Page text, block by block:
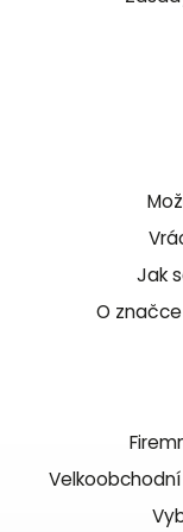
Jak
O